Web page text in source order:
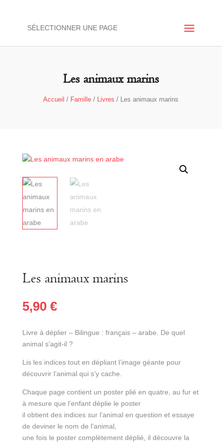
SÉLECTIONNER UNE PAGE
Les animaux marins
Accueil / Famille / Livres / Les animaux marins
Les animaux marins
5,90 €
Livre à déplier – Bilingue : français – arabe. De quel
animal s’agit-il ?
Lis les indices tout en dépliant l’image géante pour
découvrir l’animal qui s’y cache.
Chaque page contient un poster plié en quatre, au fur et
à mesure que l’enfant déplie le poster
il obtient des indices sur l’animal en question et essaye
de deviner le nom de l’animal,
une fois le poster complètement déplié, il découvre la